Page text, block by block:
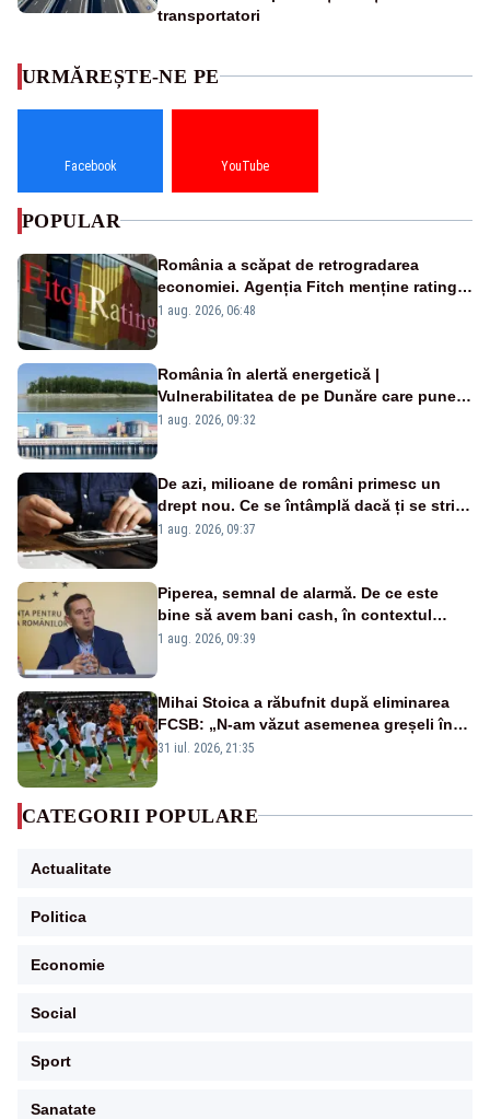
transportatori
URMĂREȘTE-NE PE
Facebook YouTube
POPULAR
România a scăpat de retrogradarea
economiei. Agenția Fitch menține ratingul
„BBB-” cu perspectivă negativă
1 aug. 2026, 06:48
România în alertă energetică |
Vulnerabilitatea de pe Dunăre care pune
în pericol Centrala Cernavodă era
1 aug. 2026, 09:32
De azi, milioane de români primesc un
drept nou. Ce se întâmplă dacă ți se strică
un produs
1 aug. 2026, 09:37
Piperea, semnal de alarmă. De ce este
bine să avem bani cash, în contextul
alertei energetice?
1 aug. 2026, 09:39
Mihai Stoica a răbufnit după eliminarea
FCSB: „N-am văzut asemenea greșeli în
190 de meciuri europene”
31 iul. 2026, 21:35
CATEGORII POPULARE
Actualitate
Politica
Economie
Social
Sport
Sanatate